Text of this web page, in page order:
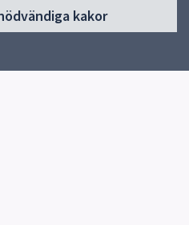
kakor